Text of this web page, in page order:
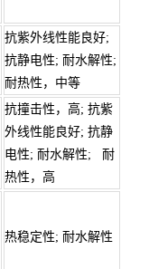
抗紫外线性能良好;
抗静电性; 耐水解性;
耐热性，中等
抗撞击性，高; 抗紫
外线性能良好; 抗静
电性; 耐水解性; 耐
热性，高
热稳定性; 耐水解性